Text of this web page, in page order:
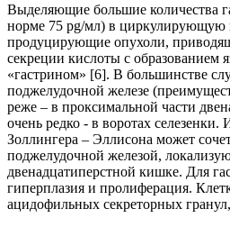
Выделяющие большие количества
норме 75 pg/мл) в циркулирующую
продуцирующие опухоли,
секреции кислоты с образованием
«гастрином» [6]. В большинстве
поджелудочной железе
реже – в проксимальной части
очень редко - в воротах селезенки.
Золлингера – Эллисона может
поджелудочной железой,
двенадцатиперстной кишке. Для
гиперплазия и пролиферация.
ацидофильных секреторных